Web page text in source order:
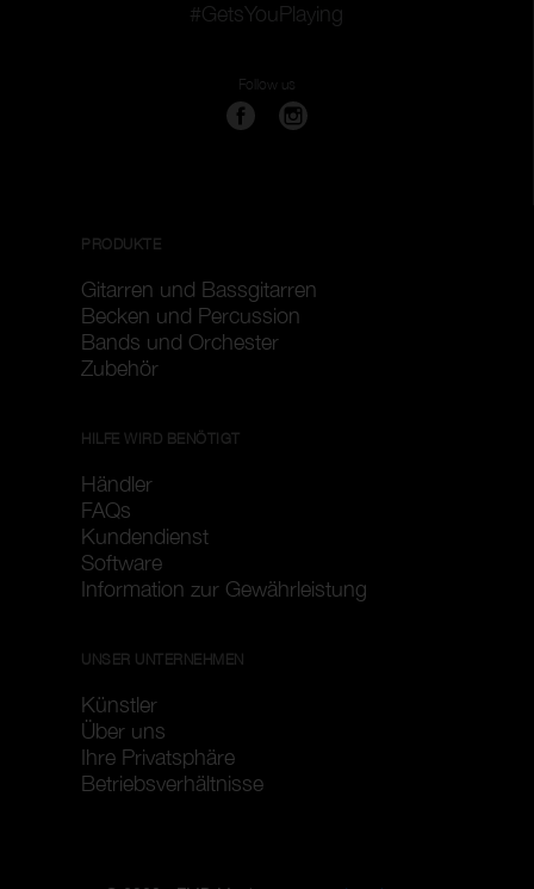
#GetsYouPlaying
Follow us
PRODUKTE
Gitarren und Bassgitarren
Becken und Percussion
Bands und Orchester
Zubehör
HILFE WIRD BENÖTIGT
Händler
FAQs
Kundendienst
Software
Information zur Gewährleistung
UNSER UNTERNEHMEN
Künstler
Über uns
Ihre Privatsphäre
Betriebsverhältnisse